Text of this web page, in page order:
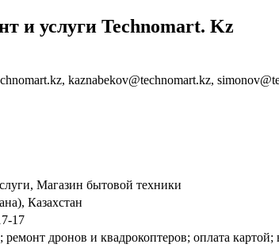
и услуги Technomart. Kz
kaznabekov@technomart.kz,
Магазин бытовой техники
Казахстан
17
дронов и квадрокоптеров; оплата